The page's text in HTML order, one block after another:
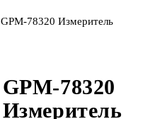
GPM-78320 Измеритель
GPM-78320
Измеритель